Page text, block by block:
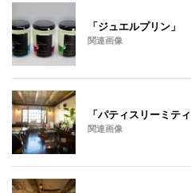
「ジュエルプリン」
関連画像
「パティスリーミテ
関連画像